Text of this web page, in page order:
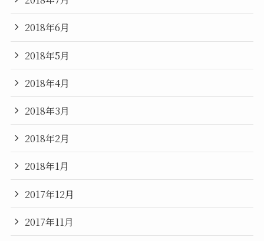
2018年6月
2018年5月
2018年4月
2018年3月
2018年2月
2018年1月
2017年12月
2017年11月